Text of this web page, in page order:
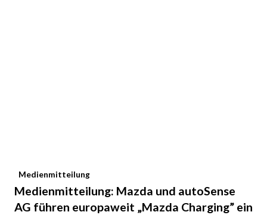
Medienmitteilung
Medienmitteilung: Mazda und autoSense
AG führen europaweit „Mazda Charging” ein